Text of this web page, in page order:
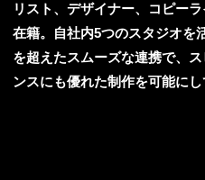
リスト、デザイナー、コピー
在籍。自社内5つのスタジオを
を超えたスムーズな連携で、
ンスにも優れた制作を可能にし